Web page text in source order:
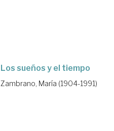
Los sueños y el tiempo
Zambrano, María (1904-1991)